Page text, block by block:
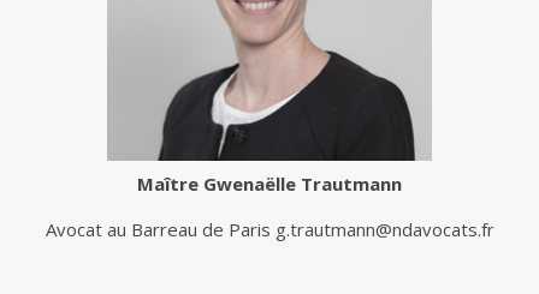
Maître Gwenaëlle Trautmann
Avocat au Barreau de Paris g.trautmann@ndavocats.fr